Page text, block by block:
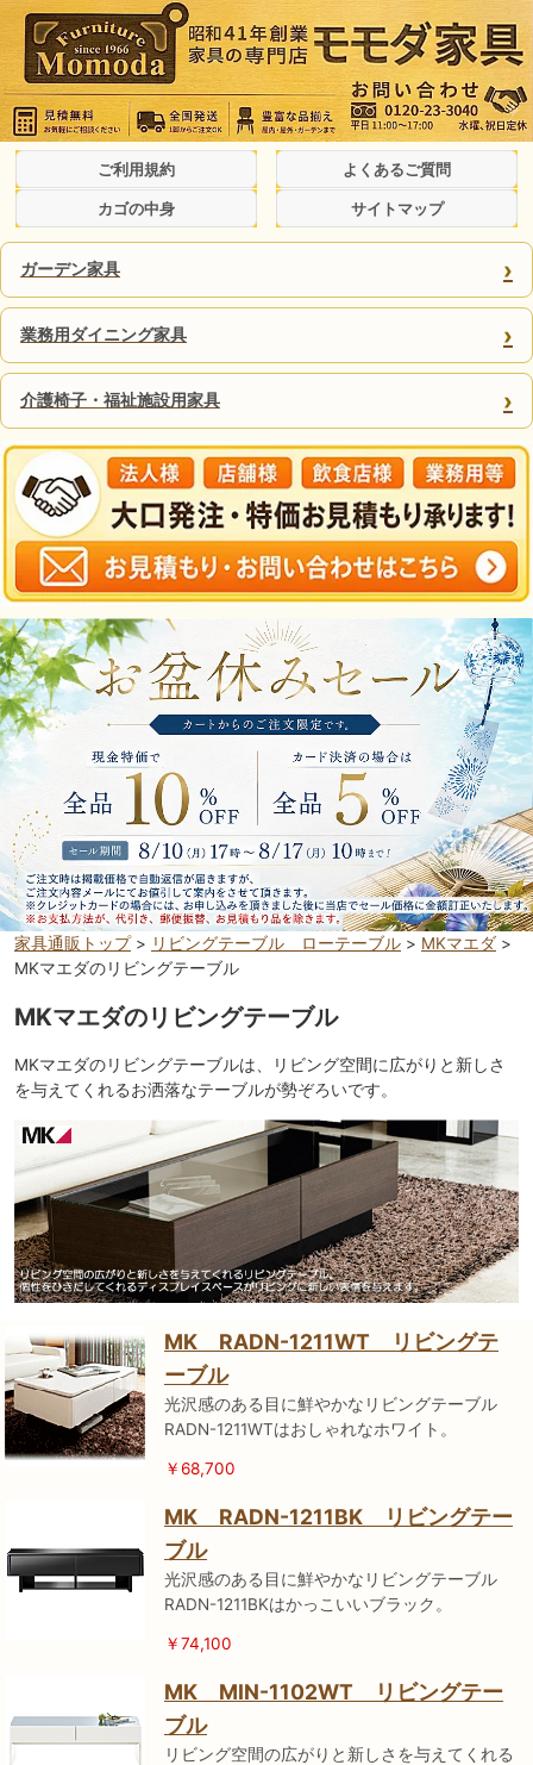
ご利用規約 よくあるご質問
カゴの中身 サイトマップ
ガーデン家具 ›
業務用ダイニング家具 ›
介護椅子・福祉施設用家具 ›
家具通販トップ> リビングテーブル ローテーブル > MKマエダ >
MKマエダのリビングテーブル
MKマエダのリビングテーブル
MKマエダのリビングテーブルは、リビング空間に広がりと新しさ
を与えてくれるお洒落なテーブルが勢ぞろいです。
MK RADN-1211WT リビングテ
ーブル
光沢感のある目に鮮やかなリビングテーブル
RADN-1211WTはおしゃれなホワイト。
￥68,700
MK RADN-1211BK リビングテー
ブル
光沢感のある目に鮮やかなリビングテーブル
RADN-1211BKはかっこいいブラック。
￥74,100
MK MIN-1102WT リビングテー
ブル
リビング空間の広がりと新しさを与えてくれる